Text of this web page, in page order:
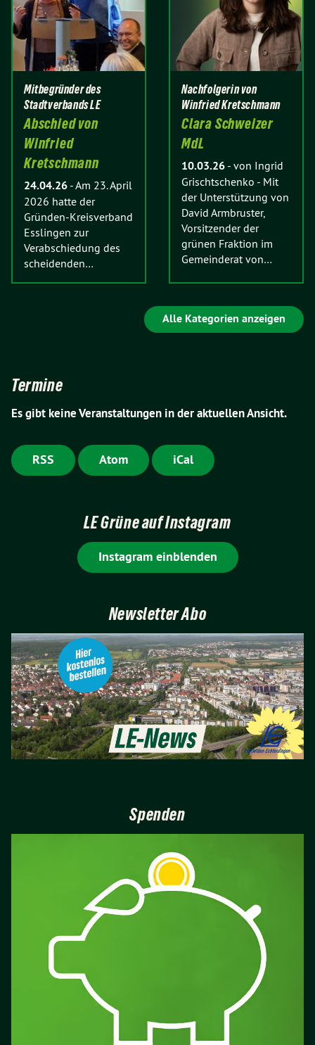
Mitbegründer des
Stadtverbands LE
Abschied von
Winfried
Kretschmann
24.04.26 -Am 23. April
2026 hatte der
Gründen-Kreisverband
Esslingen zur
Verabschiedung des
scheidenden…
Nachfolgerin von
Winfried Kretschmann
Clara Schweizer
MdL
10.03.26 - von Ingrid
Grischtschenko - Mit
der Unterstützung von
David Armbruster,
Vorsitzender der
grünen Fraktion im
Gemeinderat von…
Alle Kategorien anzeigen
Termine
Es gibt keine Veranstaltungen in der aktuellen Ansicht.
RSS Atom iCal
LE Grüne auf Instagram
Instagram einblenden
Newsletter Abo
Spenden